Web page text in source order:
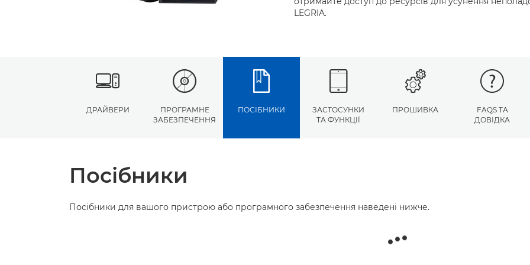
LEGRIA.
ДРАЙВЕРИ
ПРОГРАМНЕ
ЗАБЕЗПЕЧЕННЯ
ПОСІБНИКИ
ЗАСТОСУНКИ
ТА ФУНКЦІЇ
ПРОШИВКА
FAQS ТА
ДОВІДКА
Посібники
Посібники для вашого пристрою або програмного забезпечення наведені нижче.